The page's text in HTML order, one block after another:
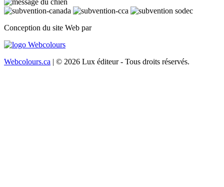
Conception du site Web par
Webcolours.ca | © 2026 Lux éditeur - Tous droits réservés.